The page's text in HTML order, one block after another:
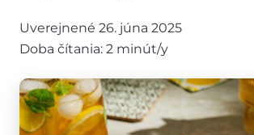
Uverejnené 26. júna 2025
Doba čítania: 2 minút/y